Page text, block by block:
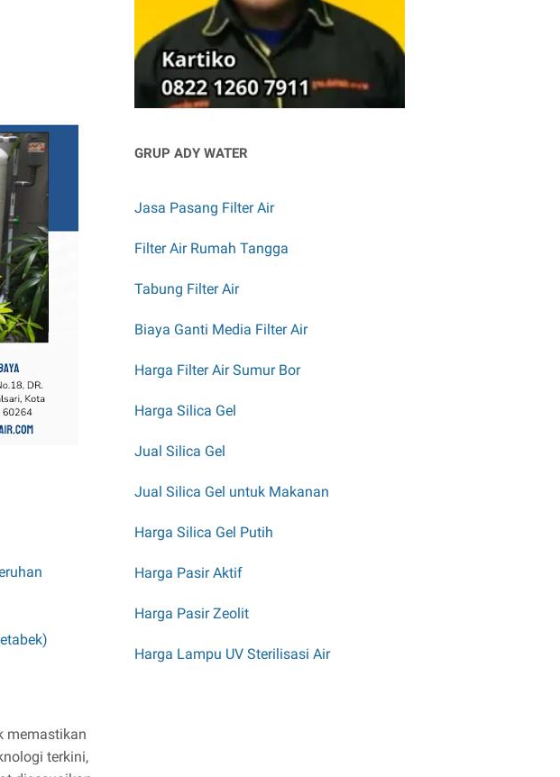
memastikan
terkini,
GRUP ADY WATER
Jasa Pasang Filter Air
Filter Air Rumah Tangga
Tabung Filter Air
Biaya Ganti Media Filter Air
Harga Filter Air Sumur Bor
Harga Silica Gel
Jual Silica Gel
Jual Silica Gel untuk Makanan
Harga Silica Gel Putih
Harga Pasir Aktif
Harga Pasir Zeolit
Harga Lampu UV Sterilisasi Air